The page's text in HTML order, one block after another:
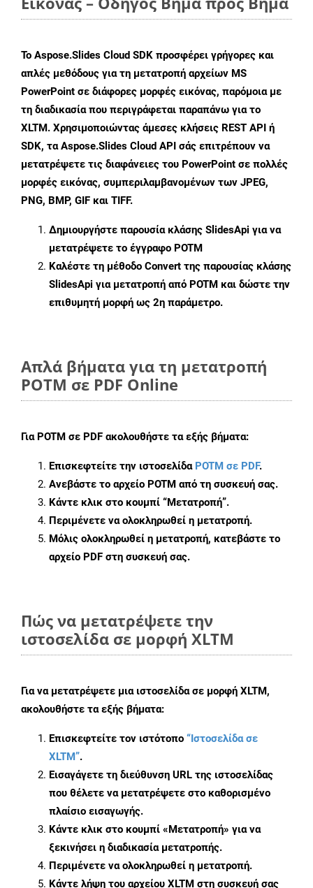
Το Aspose.Slides Cloud SDK προσφέρει γρήγορες και
απλές μεθόδους για τη μετατροπή αρχείων MS
PowerPoint σε διάφορες μορφές εικόνας, παρόμοια με
τη διαδικασία που περιγράφεται παραπάνω για το
XLTM. Χρησιμοποιώντας άμεσες κλήσεις REST API ή
SDK, τα Aspose.Slides Cloud API σάς επιτρέπουν να
μετατρέψετε τις διαφάνειες του PowerPoint σε πολλές
μορφές εικόνας, συμπεριλαμβανομένων των JPEG,
PNG, BMP, GIF και TIFF.
Δημιουργήστε παρουσία κλάσης SlidesApi για να
μετατρέψετε το έγγραφο POTM
Καλέστε τη μέθοδο Convert της παρουσίας κλάσης
SlidesApi για μετατροπή από POTM και δώστε την
επιθυμητή μορφή ως 2η παράμετρο.
Απλά βήματα για τη μετατροπή
POTM σε PDF Online
Για POTM σε PDF ακολουθήστε τα εξής βήματα:
Επισκεφτείτε την ιστοσελίδα POTM σε PDF.
Ανεβάστε το αρχείο POTM από τη συσκευή σας.
Κάντε κλικ στο κουμπί “Μετατροπή”.
Περιμένετε να ολοκληρωθεί η μετατροπή.
Μόλις ολοκληρωθεί η μετατροπή, κατεβάστε το
αρχείο PDF στη συσκευή σας.
Πώς να μετατρέψετε την
ιστοσελίδα σε μορφή XLTM
Για να μετατρέψετε μια ιστοσελίδα σε μορφή XLTM,
ακολουθήστε τα εξής βήματα:
Επισκεφτείτε τον ιστότοπο “Ιστοσελίδα σε
XLTM”.
Εισαγάγετε τη διεύθυνση URL της ιστοσελίδας
που θέλετε να μετατρέψετε στο καθορισμένο
πλαίσιο εισαγωγής.
Κάντε κλικ στο κουμπί «Μετατροπή» για να
ξεκινήσει η διαδικασία μετατροπής.
Περιμένετε να ολοκληρωθεί η μετατροπή.
Κάντε λήψη του αρχείου XLTM στη συσκευή σας